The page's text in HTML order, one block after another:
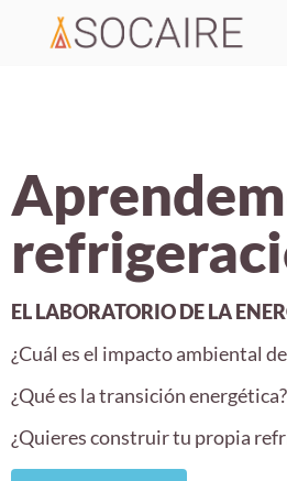
EL LABORATORIO DE LA
¿Cuál es el impacto ambiental
¿Qué es la transición energética?
¿Quieres construir tu propia